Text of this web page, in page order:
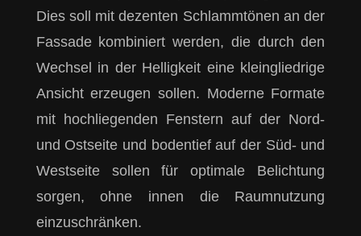
Dies soll mit dezenten Schlammtönen an der
Fassade kombiniert werden, die durch den
Wechsel in der Helligkeit eine kleingliedrige
Ansicht erzeugen sollen. Moderne Formate
mit hochliegenden Fenstern auf der Nord-
und Ostseite und bodentief auf der Süd- und
Westseite sollen für optimale Belichtung
sorgen, ohne innen die Raumnutzung
einzuschränken.